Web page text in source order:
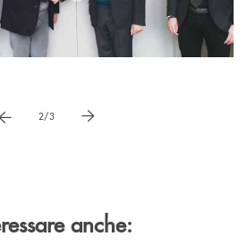
vai a immagne precedente
2/3 vai a immagine successiva
anche: